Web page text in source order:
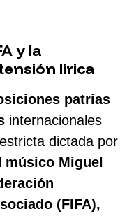
y la
lírica
patrias
internacionales
dictada por
músico Miguel
(FIFA),